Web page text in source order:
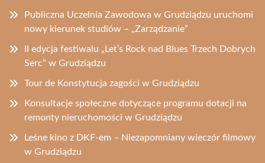
Publiczna Uczelnia Zawodowa w Grudziądzu uruchomi
nowy kierunek studiów – „Zarządzanie”
II edycja festiwalu „Let’s Rock nad Blues Trzech Dobrych
Serc” w Grudziądzu
Tour de Konstytucja zagości w Grudziądzu
Konsultacje społeczne dotyczące programu dotacji na
remonty nieruchomości w Grudziądzu
Leśne kino z DKF-em – Niezapomniany wieczór filmowy
w Grudziądzu